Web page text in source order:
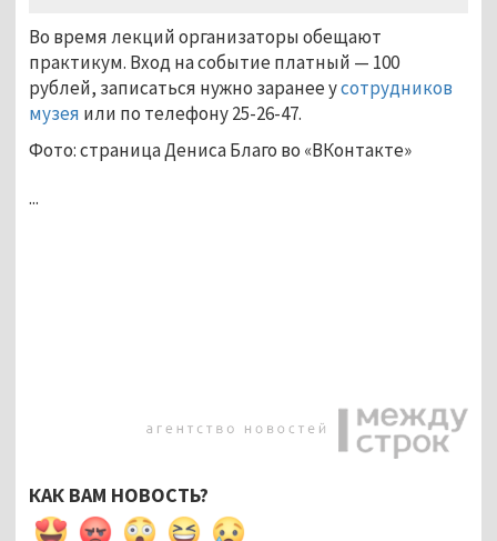
Во время лекций организаторы обещают
практикум. Вход на событие платный — 100
рублей, записаться нужно заранее усотрудников
музея или по телефону 25-26-47.
Фото: страница Дениса Благо во «ВКонтакте»
...
КАК ВАМ НОВОСТЬ?